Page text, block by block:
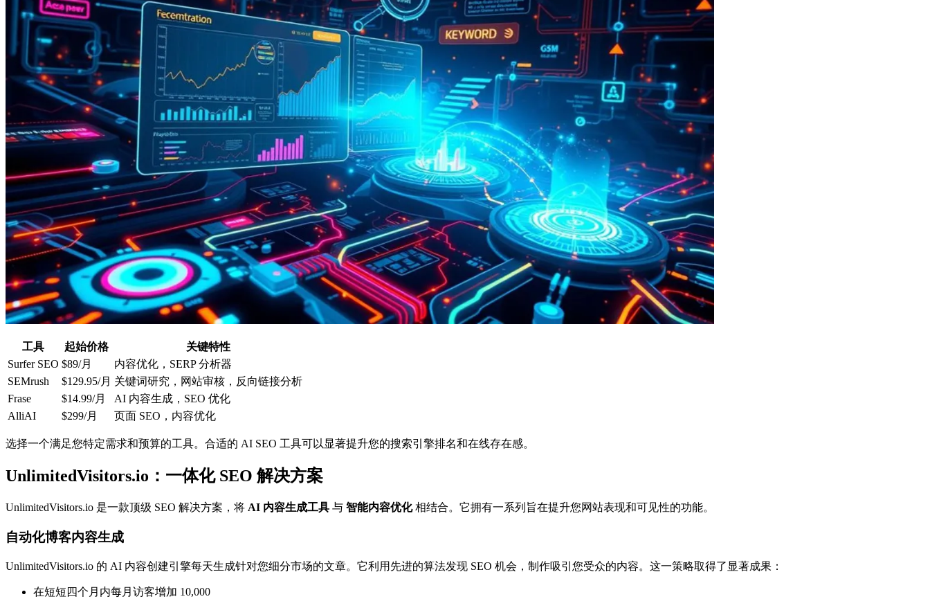
工具 起始价格
关键特性
Surfer SEO $89/月
内容优化，SERP 分析器
SEMrush
$129.95/月 关键词研究，网站审核，反向链接分析
Frase
$14.99/月
AI 内容生成，SEO 优化
AlliAI
$299/月 页面 SEO，内容优化
选择一个满足您特定需求和预算的工具。合适的 AI SEO 工具可以显著提升您的搜索引擎排名和在线存在感。
UnlimitedVisitors.io：一体化 SEO 解决方案
UnlimitedVisitors.io 是一款顶级 SEO 解决方案，将 AI 内容生成工具 与 智能内容优化相结合。它拥有一系列旨在提升您网站表现和可见性的功能。
自动化博客内容生成
UnlimitedVisitors.io 的 AI 内容创建引擎每天生成针对您细分市场的文章。它利用先进的算法发现 SEO 机会，制作吸引您受众的内容。这一策略取得了显著成果：
在短短四个月内每月访客增加 10,000